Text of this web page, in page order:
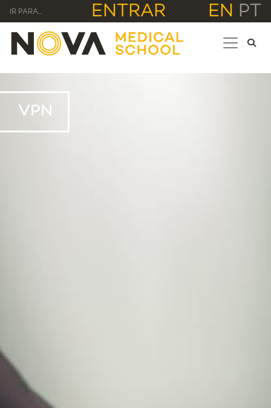
IR PARA... ENTRAR EN PT
VPN